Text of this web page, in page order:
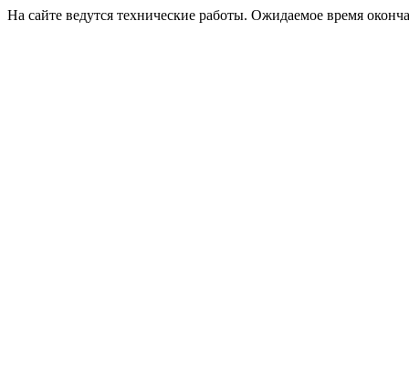
На сайте ведутся технические работы. Ожидаемое время